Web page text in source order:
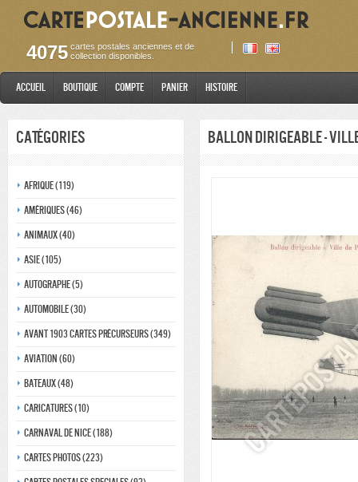
4075 cartes postales anciennes et de
collection disponibles.
Accueil Boutique Compte Panier Histoire
Catégories
Afrique (119)
Amériques (46)
Animaux (40)
Asie (105)
Autographe (5)
Automobile (30)
Avant 1903 Cartes précurseurs (349)
Aviation (60)
Bateaux (48)
Caricatures (10)
Carnaval de nice (188)
Cartes photos (223)
Ballon dirigeable -